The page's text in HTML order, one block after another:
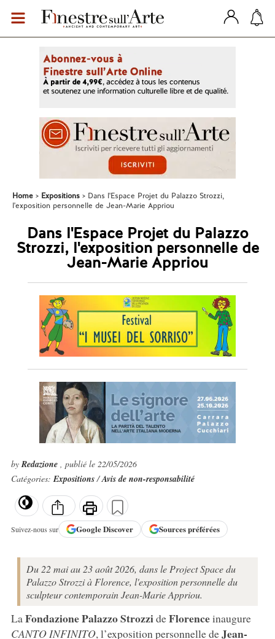
Home Expositions
Dans l'Espace Projet du Palazzo Strozzi,
l'exposition personnelle de Jean-Marie Appriou
Dans l'Espace Projet du Palazzo
Strozzi, l'exposition personnelle de
Jean-Marie Appriou
byRedazione , publié le 22/05/2026
Catégories:Expositions/Avis de non-responsabilité
Suivez-nous sur GoogleDiscover Sources préférées
Du 22 mai au 23 août 2026, dans le Project Space du
Palazzo Strozzi à Florence, l'exposition personnelle du
sculpteur contemporain Jean-Marie Appriou.
La Fondazione Palazzo StrozzideFlorenceinaugure
CANTO INFINITO, l’exposition personnelle deJean-